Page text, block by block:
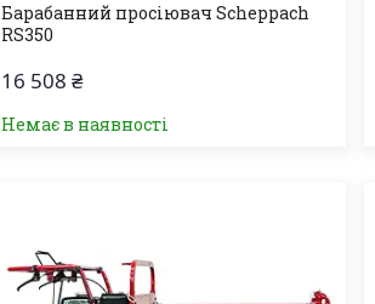
Барабанний просіювач Scheppach
RS350
16 508 ₴
Немає в наявності